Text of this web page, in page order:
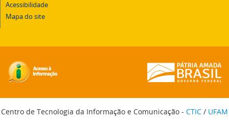
Acessibilidade
Mapa do site
Centro de Tecnologia da Informação e Comunicação - CTIC / UFAM